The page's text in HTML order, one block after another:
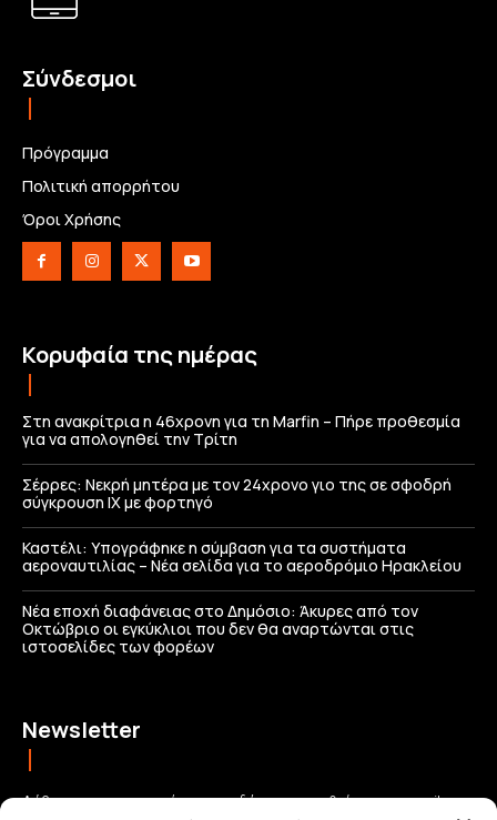
Σύνδεσμοι
Πρόγραμμα
Πολιτική απορρήτου
Όροι Χρήσης
Κορυφαία της ημέρας
Στη ανακρίτρια η 46χρονη για τη Marfin – Πήρε προθεσμία
για να απολογηθεί την Τρίτη
Σέρρες: Νεκρή μητέρα με τον 24χρονο γιο της σε σφοδρή
σύγκρουση ΙΧ με φορτηγό
Καστέλι: Υπογράφηκε η σύμβαση για τα συστήματα
αεροναυτιλίας – Νέα σελίδα για το αεροδρόμιο Ηρακλείου
Νέα εποχή διαφάνειας στο Δημόσιο: Άκυρες από τον
Οκτώβριο οι εγκύκλιοι που δεν θα αναρτώνται στις
ιστοσελίδες των φορέων
Newsletter
Λάβετε τις σημαντικότερες ειδήσεις απευθείας στο email σας